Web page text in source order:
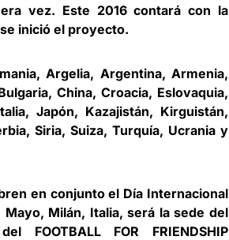
vez. Este 2016 contará con la
inició el proyecto.
Argelia, Argentina, Armenia,
China, Croacia, Eslovaquia,
Japón, Kazajistán, Kirguistán,
Siria, Suiza, Turquía, Ucrania y
en conjunto el Día Internacional
Milán, Italia, será la sede del
FOOTBALL FOR FRIENDSHIP